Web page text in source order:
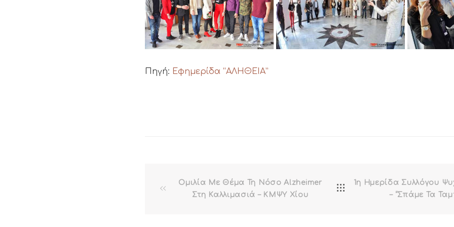
Πηγή: Εφημερίδα “ΑΛΗΘΕΙΑ”
Ομιλία Με Θέμα Τη Νόσο Alzheimer
Στη Καλλιμασιά – ΚΜΨΥ Χίου
1η Ημερίδα Συλλόγου
– “Σπάμε Τα